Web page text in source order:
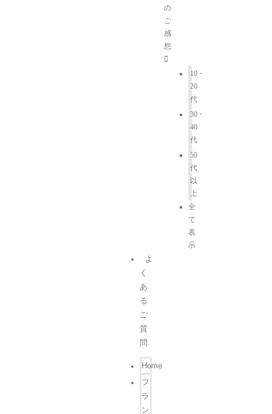
の
ご
感
想
10・
20
代
30・
40
代
50
代
以
上
全
て
表
示
よ
く
あ
る
ご
質
問
Home
フ
ラ
ン